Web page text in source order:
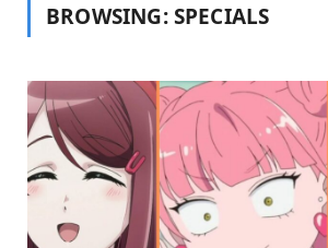
BROWSING:SPECIALS